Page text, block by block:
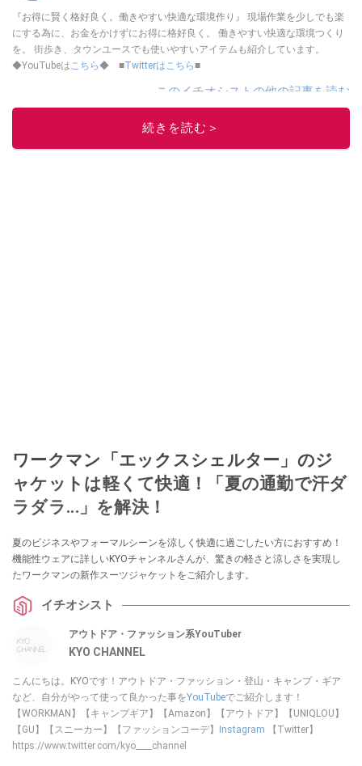
『お得に賢く格好良く。働きやすい快適な環境作り』 現場作業を少しでも楽
にする為に、お金をかけずにお得に格好良く。 働きやすい快適な環境つくり
を。 街歩き、タウンユースでも使いやすいアイテムも紹介しています。
◆YouTubeは こちら◆ ■Twitterはこちら■
このイチオシストの他の記事を読む
続きを読む＞
ワークマン「エックスシェルター」のジ
ャケットは軽くて快適！「夏の通勤で汗ダ
ラダラ...」を解決！
夏のビジネスやフォーマルシーンを涼しく快適に過ごしたい方におすすめ！
機能性ウェアに詳しいKYOチャンネルさんが、驚きの軽さと涼しさを実現し
たワークマンの新作スーツジャケットをご紹介します。
イチオシスト
アウトドア・ファッション系YouTuber
KYO CHANNEL
こんにちは。KYOです！アウトドア・ファッション・登山・キャンプ・ギア
など、自分がやって使って良かった事をYouTubeでご紹介します！
【WORKMAN】【キャンプギア】【Amazon】【アウトドア】【UNIQLOU】
【GU】【スニーカー】【ファッションコーデ】 Instagram 【Twitter】
https://www.twitter.com/kyo____channel